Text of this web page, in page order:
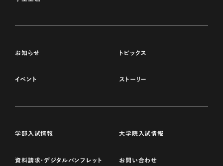
お知らせ トピックス
イベント ストーリー
学部入試情報 大学院入試情報
資料請求・デジタルパンフレット お問い合わせ